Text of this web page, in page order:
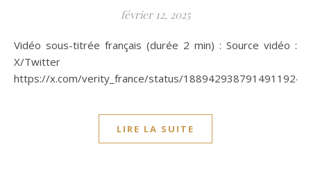
février 12, 2025
Vidéo sous-titrée français (durée 2 min) : Source vidéo :
X/Twitter
https://x.com/verity_france/status/1889429387914911924
LIRE LA SUITE